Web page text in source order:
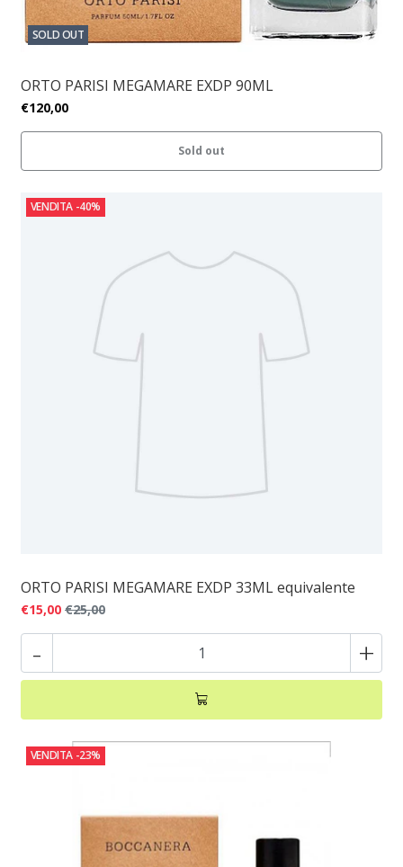
SOLD OUT
ORTO PARISI MEGAMARE EXDP 90ML
€120,00
Sold out
VENDITA -40%
ORTO PARISI MEGAMARE EXDP 33ML equivalente
€15,00 €25,00
- +
VENDITA -23%